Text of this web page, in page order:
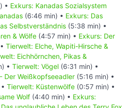
• Exkurs: Kanadas Sozialsystem
(6:46 min) • Exkurs: Das
Selbstverständnis (5:38 min) •
& Wölfe (4:57 min) • Exkurs: Der
Tierwelt: Elche, Wapiti-Hirsche &
Eichhörnchen, Pikas &
• Tierwelt: Vögel (6:31 min) •
Der Weißkopfseeadler (5:16 min) •
Tierwelt: Küstenwölfe (0:57 min) •
Wolf (4:40 min) • Exkurs: